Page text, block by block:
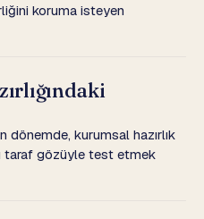
koruma isteyen
dönemde, kurumsal hazırlık
taraf gözüyle test etmek